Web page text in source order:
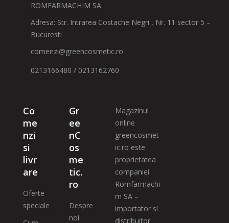
ROMFARMACHIM SA
Adresa: Str. Intrarea Costache Negri , Nr. 11 sector 5 –
Bucuresti
comenzi@greencosmetic.ro
0213166480 / 0213162760
Co
me
nzi
si
livr
are
Oferte
speciale
Gr
ee
nC
os
me
tic.
ro
Despre
noi
Magazinul
online
greencosmet
ic.ro este
proprietatea
companiei
Romfarmachi
m SA –
importator si
distribuitor